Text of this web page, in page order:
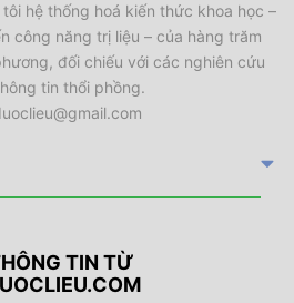
hệ thống hoá kiến thức khoa học –
công năng trị liệu – của hàng trăm
đối chiếu với các nghiên cứu
tin thổi phồng.
TIN TỪ